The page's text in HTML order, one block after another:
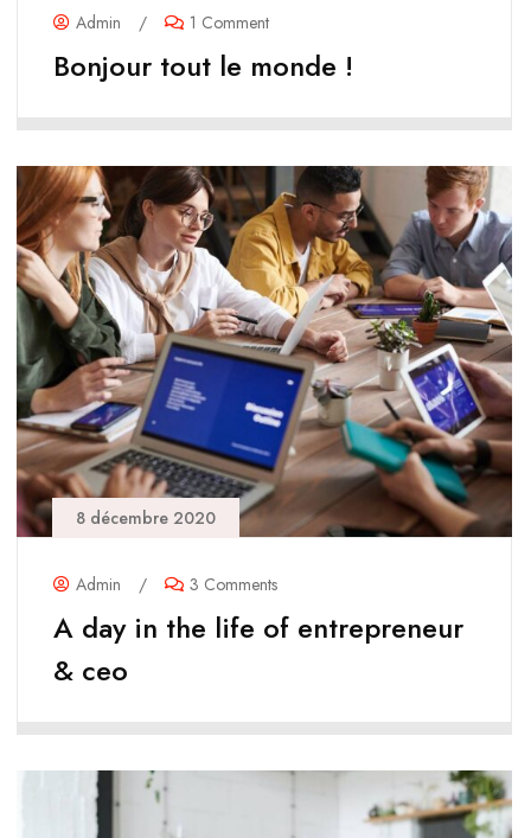
Admin / 1 Comment
Bonjour tout le monde !
8 décembre 2020
Admin / 3 Comments
A day in the life of entrepreneur
& ceo